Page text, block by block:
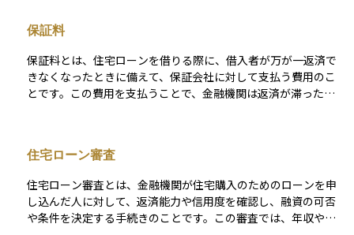
保証料
保証料とは、住宅ローンを借りる際に、借入者が万が一返済で
きなくなったときに備えて、保証会社に対して支払う費用のこ
とです。この費用を支払うことで、金融機関は返済が滞った場
ます。保証料の支払い方法には、ローン契約時に一括で支払う
方法と、毎月の返済に上乗せして支払う方法があり、金額や支
払方法は金融機関や保証会社によって異なります。なお、「フ
ラット35買取型」のように、保証料が原則として不要なローン
商品もあるため、事前に確認することが大切です。
住宅ローン審査
住宅ローン審査とは、金融機関が住宅購入のためのローンを申
し込んだ人に対して、返済能力や信用度を確認し、融資の可否
や条件を決定する手続きのことです。この審査では、年収や勤